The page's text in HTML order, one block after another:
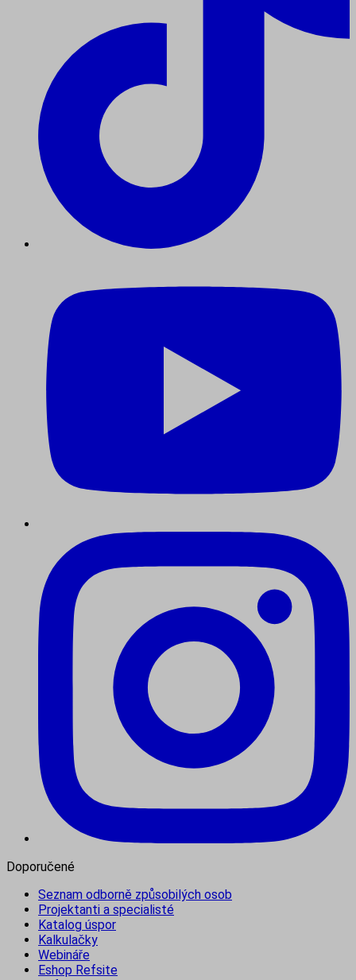
Doporučené
Seznam odborně způsobilých osob
Projektanti a specialisté
Katalog úspor
Kalkulačky
Webináře
Eshop Refsite